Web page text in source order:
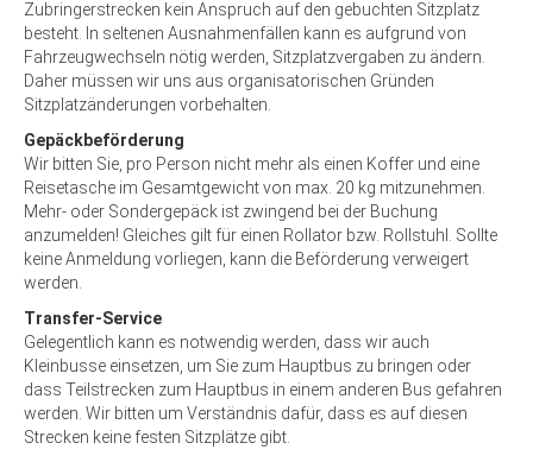
Zubringerstrecken kein Anspruch auf den gebuchten Sitzplatz
besteht. In seltenen Ausnahmenfällen kann es aufgrund von
Fahrzeugwechseln nötig werden, Sitzplatzvergaben zu ändern.
Daher müssen wir uns aus organisatorischen Gründen
Sitzplatzänderungen vorbehalten.
Gepäckbeförderung
Wir bitten Sie, pro Person nicht mehr als einen Koffer und eine
Reisetasche im Gesamtgewicht von max. 20 kg mitzunehmen.
Mehr- oder Sondergepäck ist zwingend bei der Buchung
anzumelden! Gleiches gilt für einen Rollator bzw. Rollstuhl. Sollte
keine Anmeldung vorliegen, kann die Beförderung verweigert
werden.
Transfer-Service
Gelegentlich kann es notwendig werden, dass wir auch
Kleinbusse einsetzen, um Sie zum Hauptbus zu bringen oder
dass Teilstrecken zum Hauptbus in einem anderen Bus gefahren
werden. Wir bitten um Verständnis dafür, dass es auf diesen
Strecken keine festen Sitzplätze gibt.